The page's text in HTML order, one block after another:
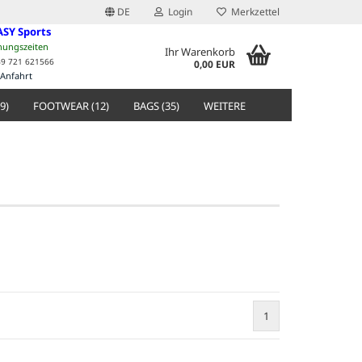
DE Login Merkzettel
Sports
721 621566
Anfahrt
Ihr Warenkorb
0,00 EUR
FOOTWEAR (12) BAGS (35) WEITERE
1